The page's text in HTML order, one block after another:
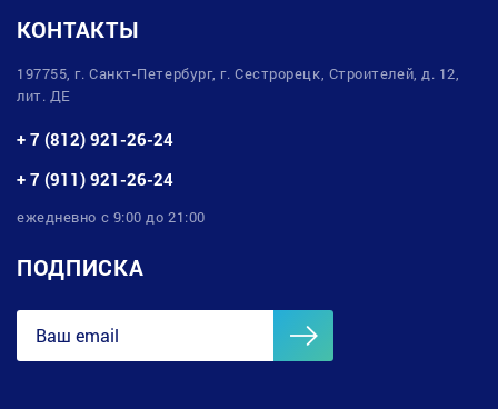
КОНТАКТЫ
197755, г. Санкт-Петербург, г. Сестрорецк, Строителей, д. 12,
лит. ДЕ
+ 7 (812) 921-26-24
+ 7 (911) 921-26-24
ежедневно с 9:00 до 21:00
ПОДПИСКА